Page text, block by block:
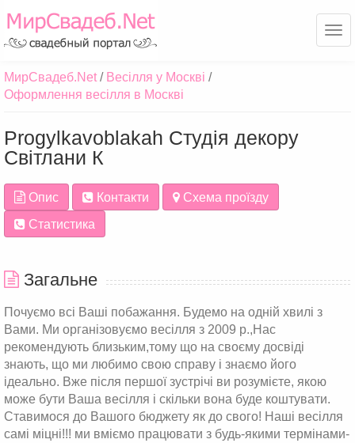
МирСвадеб.Net
Весілля у Москві
Оформлення весілля в Москві
Progylkavoblakah Студія декору
Світлани К
Опис Контакти
Схема проїзду
Статистика
Загальне
Почуємо всі Ваші побажання. Будемо на одній хвилі з
Вами. Ми організовуємо весілля з 2009 р.,Нас
рекомендують близьким,тому що на своєму досвіді
знають, що ми любимо свою справу і знаємо його
ідеально. Вже після першої зустрічі ви розумієте, якою
може бути Ваша весілля і скільки вона буде коштувати.
Ставимося до Вашого бюджету як до свого! Наші весілля
самі міцні!!! ми вміємо працювати з будь-якими термінами-